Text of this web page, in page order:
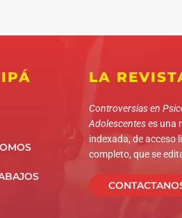
LA
Controversias en
Adolescenteses una
indexada, de acceso
completo, que se